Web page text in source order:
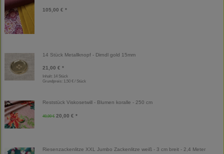
105,00 € *
14 Stück Metallknopf - Dirndl gold 15mm
21,00 € *
Inhalt: 14 Stück
Grundpreis: 1,50 € / Stück
Reststück Viskosetwill - Blumen koralle - 250 cm
40,00 € 20,00 € *
Riesenzackenlitze XXL Jumbo Zackenlitze weiß - 3 cm breit - 2,4 Meter